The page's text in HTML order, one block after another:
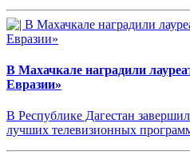
В Махачкале наградили
Евразии»
В Республике Дагестан
лучших телевизионных